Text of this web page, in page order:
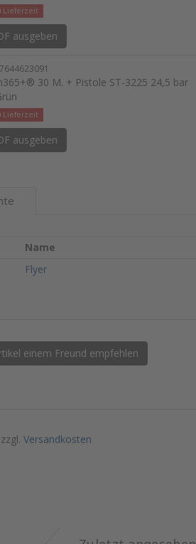
Lieferzeit
ausgeben
30 M. + Pistole ST-3225 24,5 bar
Lieferzeit
ausgeben
Name
Flyer
einem Freund empfehlen
Versandkosten